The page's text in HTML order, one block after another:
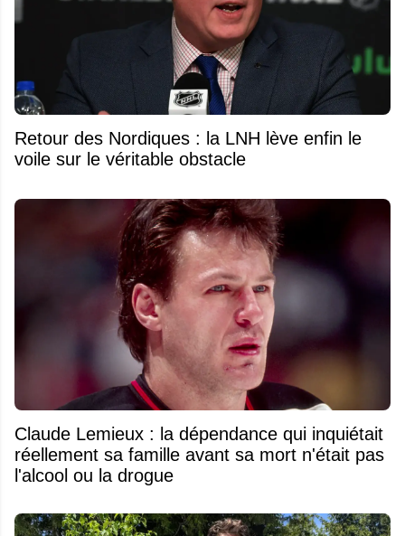
Retour des Nordiques : la LNH lève enfin le
voile sur le véritable obstacle
Claude Lemieux : la dépendance qui inquiétait
réellement sa famille avant sa mort n'était pas
l'alcool ou la drogue